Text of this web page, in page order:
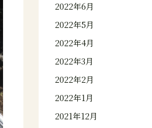
2022年6月
2022年5月
2022年4月
2022年3月
2022年2月
2022年1月
2021年12月